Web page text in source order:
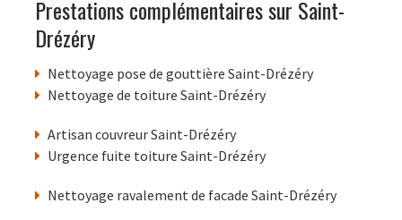
Prestations complémentaires sur Saint-
Drézéry
Nettoyage pose de gouttière Saint-Drézéry
Nettoyage de toiture Saint-Drézéry
Artisan couvreur Saint-Drézéry
Urgence fuite toiture Saint-Drézéry
Nettoyage ravalement de facade Saint-Drézéry